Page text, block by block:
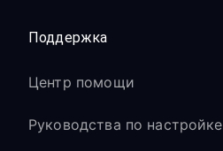
Поддержка
Центр помощи
Руководства по настройке